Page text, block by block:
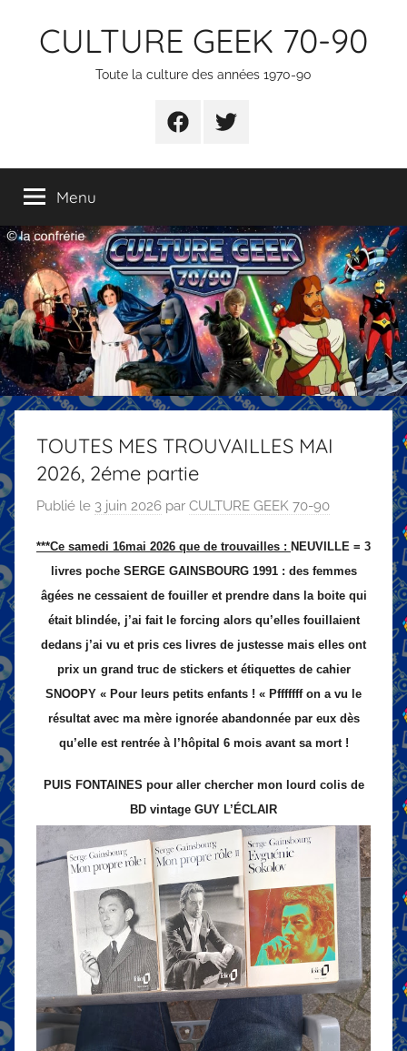
CULTURE GEEK 70-90
Toute la culture des années 1970-90
FB TW
Menu
TOUTES MES TROUVAILLES MAI
2026, 2éme partie
Publié le 3 juin 2026 par CULTURE GEEK 70-90
***Ce samedi 16mai 2026 que de trouvailles : NEUVILLE = 3
livres poche SERGE GAINSBOURG 1991 : des femmes
âgées ne cessaient de fouiller et prendre dans la boite qui
était blindée, j’ai fait le forcing alors qu’elles fouillaient
dedans j’ai vu et pris ces livres de justesse mais elles ont
prix un grand truc de stickers et étiquettes de cahier
SNOOPY « Pour leurs petits enfants ! « Pfffffff on a vu le
résultat avec ma mère ignorée abandonnée par eux dès
qu’elle est rentrée à l’hôpital 6 mois avant sa mort !
PUIS FONTAINES pour aller chercher mon lourd colis de
BD vintage GUY L’ÉCLAIR